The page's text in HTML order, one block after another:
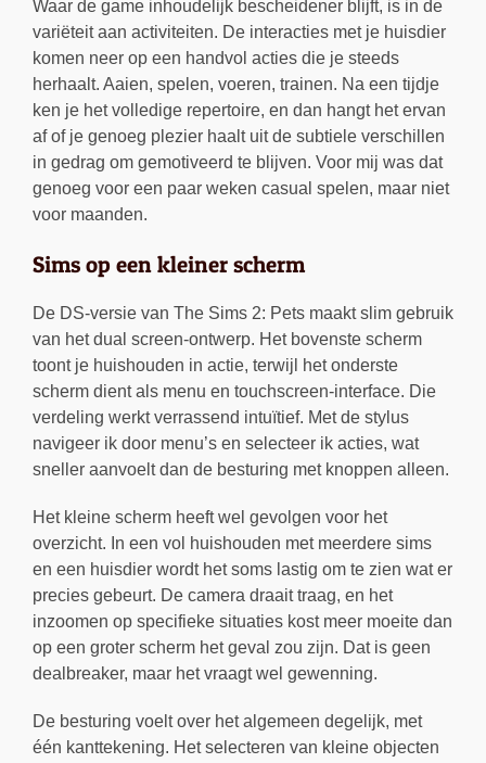
Waar de game inhoudelijk bescheidener blijft, is in de
variëteit aan activiteiten. De interacties met je huisdier
komen neer op een handvol acties die je steeds
herhaalt. Aaien, spelen, voeren, trainen. Na een tijdje
ken je het volledige repertoire, en dan hangt het ervan
af of je genoeg plezier haalt uit de subtiele verschillen
in gedrag om gemotiveerd te blijven. Voor mij was dat
genoeg voor een paar weken casual spelen, maar niet
voor maanden.
Sims op een kleiner scherm
De DS-versie van The Sims 2: Pets maakt slim gebruik
van het dual screen-ontwerp. Het bovenste scherm
toont je huishouden in actie, terwijl het onderste
scherm dient als menu en touchscreen-interface. Die
verdeling werkt verrassend intuïtief. Met de stylus
navigeer ik door menu’s en selecteer ik acties, wat
sneller aanvoelt dan de besturing met knoppen alleen.
Het kleine scherm heeft wel gevolgen voor het
overzicht. In een vol huishouden met meerdere sims
en een huisdier wordt het soms lastig om te zien wat er
precies gebeurt. De camera draait traag, en het
inzoomen op specifieke situaties kost meer moeite dan
op een groter scherm het geval zou zijn. Dat is geen
dealbreaker, maar het vraagt wel gewenning.
De besturing voelt over het algemeen degelijk, met
één kanttekening. Het selecteren van kleine objecten